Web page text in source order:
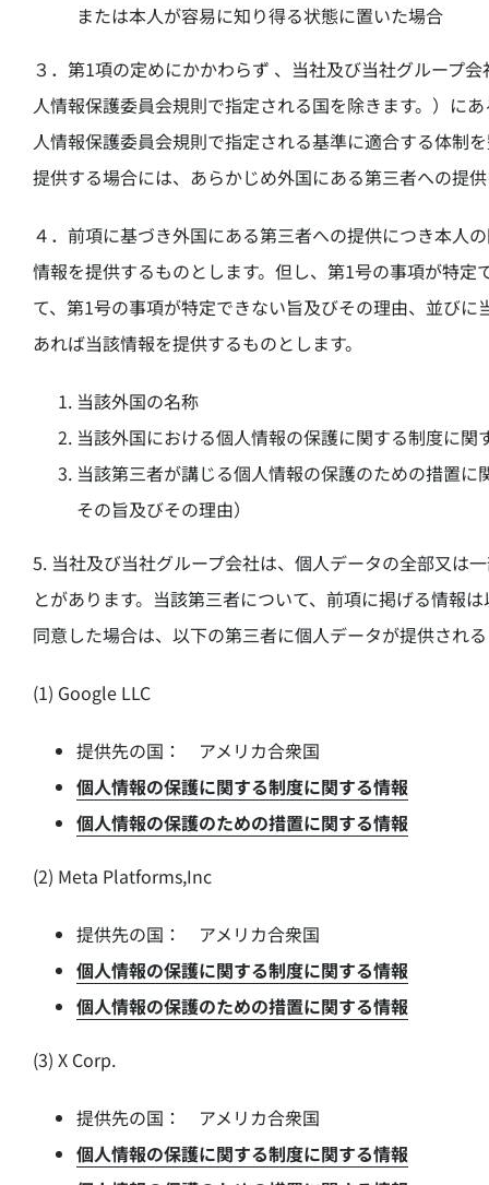
または本人が容易に知り得る状態に置いた場合
３．第1項の定めにかかわらず 、当社及び当社グループ
人情報保護委員会規則で指定される国を除きます。）に
人情報保護委員会規則で指定される基準に適合する体制
提供する場合には、あらかじめ外国にある第三者への提
４．前項に基づき外国にある第三者への提供につき本人
情報を提供するものとします。但し、第1号の事項が特
て、第1号の事項が特定できない旨及びその理由、並び
あれば当該情報を提供するものとします。
当該外国の名称
当該外国における個人情報の保護に関する制度に関
当該第三者が講じる個人情報の保護のための措置
その旨及びその理由）
5. 当社及び当社グループ会社は、個人データの全部又は
とがあります。当該第三者について、前項に掲げる情報
同意した場合は、以下の第三者に個人データが提供され
(1) Google LLC
提供先の国： アメリカ合衆国
個人情報の保護に関する制度に関する情報
個人情報の保護のための措置に関する情報
(2) Meta Platforms,Inc
提供先の国： アメリカ合衆国
個人情報の保護に関する制度に関する情報
個人情報の保護のための措置に関する情報
(3) X Corp.
提供先の国： アメリカ合衆国
個人情報の保護に関する制度に関する情報